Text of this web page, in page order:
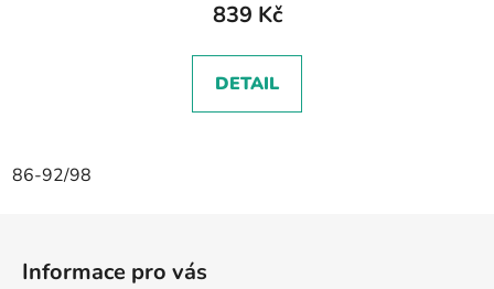
839 Kč
DETAIL
86-92/98
Informace pro vás